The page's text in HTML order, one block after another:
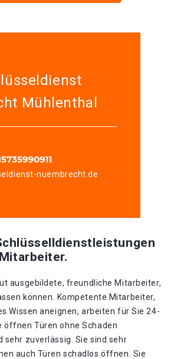
Mühlenthal
nuembrecht.de
ausgebildete, freundliche Mitarbeiter,
können. Kompetente Mitarbeiter,
Wissen aneignen, arbeiten für Sie 24-
öffnen Türen ohne Schaden
sehr zuverlässig. Sie sind sehr
auch Türen schadlos öffnen. Sie